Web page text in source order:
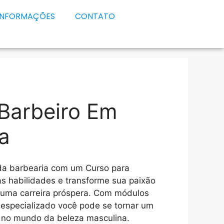
CONTATO
Em
barbearia com um Curso para
habilidades e transforme sua paixão
carreira próspera. Com módulos
você pode se tornar um
mundo da beleza masculina.